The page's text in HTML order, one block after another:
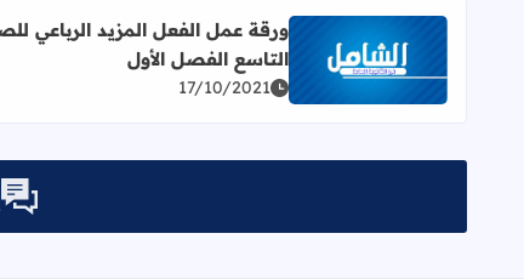
اقرأ المزيد عن ورقة عمل الفعل المزيد الرباعي
ورقة عمل الفعل المزيد الرباعي
التاسع الفصل الأول
17/10/2021